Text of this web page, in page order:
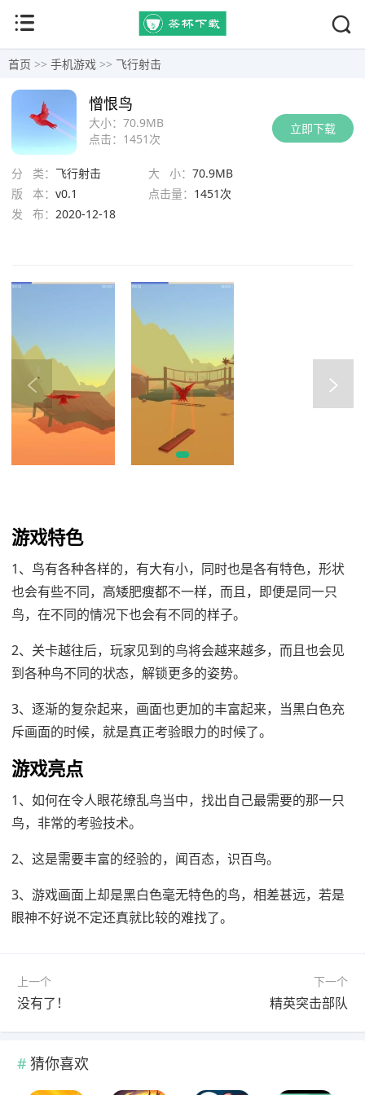
首页 >> 手机游戏 >> 飞行射击
立即下载
大小： 70.9MB
点击： 1451次
憎恨鸟
分 类： 飞行射击 大 小： 70.9MB
版 本： v0.1 点击量： 1451次
发 布： 2020-12-18
游戏特色
1、鸟有各种各样的，有大有小，同时也是各有特色，形状
也会有些不同，高矮肥瘦都不一样，而且，即便是同一只
鸟，在不同的情况下也会有不同的样子。
2、关卡越往后，玩家见到的鸟将会越来越多，而且也会见
到各种鸟不同的状态，解锁更多的姿势。
3、逐渐的复杂起来，画面也更加的丰富起来，当黑白色充
斥画面的时候，就是真正考验眼力的时候了。
游戏亮点
1、如何在令人眼花缭乱鸟当中，找出自己最需要的那一只
鸟，非常的考验技术。
2、这是需要丰富的经验的，闻百态，识百鸟。
3、游戏画面上却是黑白色毫无特色的鸟，相差甚远，若是
眼神不好说不定还真就比较的难找了。
上一个
没有了！
下一个
精英突击部队
猜你喜欢